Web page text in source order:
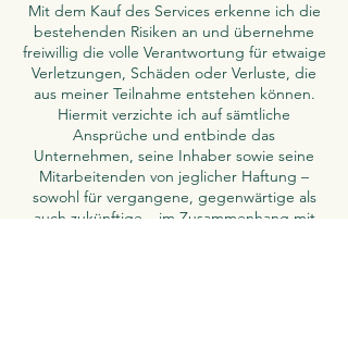
Mit dem Kauf des Services erkenne ich die
bestehenden Risiken an und übernehme
freiwillig die volle Verantwortung für etwaige
Verletzungen, Schäden oder Verluste, die
aus meiner Teilnahme entstehen können.
Hiermit verzichte ich auf sämtliche
Ansprüche und entbinde das
Unternehmen, seine Inhaber sowie seine
Mitarbeitenden von jeglicher Haftung –
sowohl für vergangene, gegenwärtige als
auch zukünftige – im Zusammenhang mit